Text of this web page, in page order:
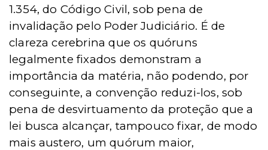
1.354, do Código Civil, sob pena de
invalidação pelo Poder Judiciário. É de
clareza cerebrina que os quóruns
legalmente fixados demonstram a
importância da matéria, não podendo, por
conseguinte, a convenção reduzi-los, sob
pena de desvirtuamento da proteção que a
lei busca alcançar, tampouco fixar, de modo
mais austero, um quórum maior,